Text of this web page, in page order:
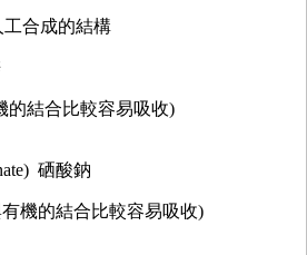
合成的結構
的結合比較容易吸收)
硒酸鈉
機的結合比較容易吸收)